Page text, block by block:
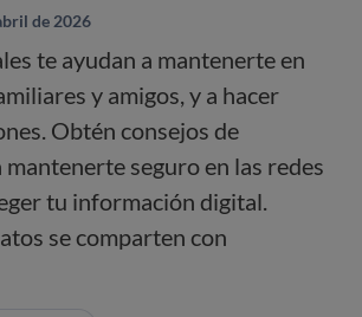
de 2026
te ayudan a mantenerte en
y amigos, y a hacer
Obtén consejos de
seguro en las redes
tu información digital.
se comparten con